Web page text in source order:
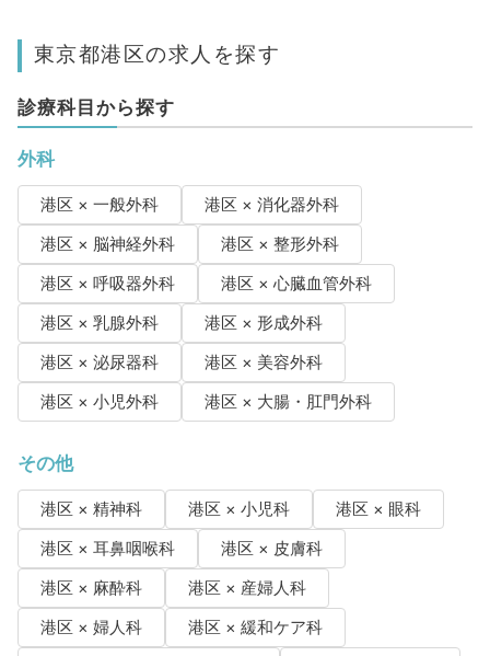
東京都港区の求人を探す
診療科目から探す
外科
港区 × 一般外科
港区 × 消化器外科
港区 × 脳神経外科
港区 × 整形外科
港区 × 呼吸器外科
港区 × 心臓血管外科
港区 × 乳腺外科
港区 × 形成外科
港区 × 泌尿器科
港区 × 美容外科
港区 × 小児外科
港区 × 大腸・肛門外科
その他
港区 × 精神科 港区 × 小児科
港区 × 眼科
港区 × 耳鼻咽喉科
港区 × 皮膚科
港区 × 麻酔科
港区 × 産婦人科
港区 × 婦人科
港区 × 緩和ケア科